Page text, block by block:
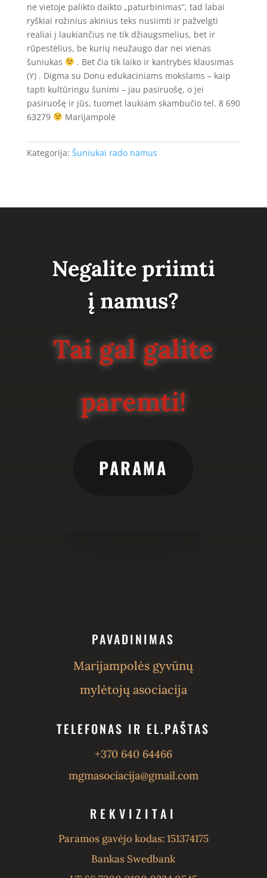
ne vietoje palikto daikto „paturbinimas”, tad labai
ryškiai rožinius akinius teks nusiimti ir pažvelgti
realiai į laukiančius ne tik džiaugsmelius, bet ir
rūpestėlius, be kurių neužaugo dar nei vienas
šuniukas
. Bet čia tik laiko ir kantrybės klausimas
(Y) . Digma su Donu edukaciniams mokslams – kaip
tapti kultūringu šunimi – jau pasiruošę, o jei
pasiruošę ir jūs, tuomet laukiam skambučio tel. 8 690
63279
Marijampolė
Kategorija: Šuniukai rado namus
Negalite priimti
į namus?
Tai gal galite
paremti!
PARAMA
PAVADINIMAS
Marijampolės gyvūnų
mylėtojų asociacija
TELEFONAS IR EL.PAŠTAS
+370 640 64466
mgmasociacija@gmail.com
REKVIZITAI
Paramos gavėjo kodas: 151374175
Bankas Swedbank